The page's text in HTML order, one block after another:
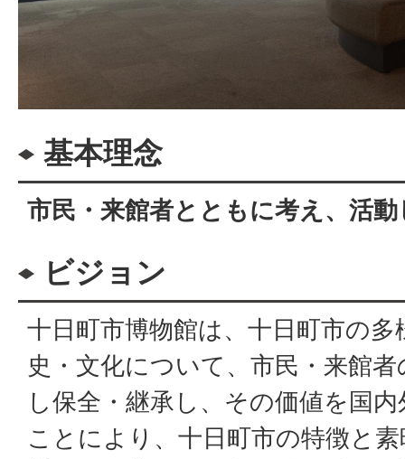
基本理念
市民・来館者とともに考え、活
ビジョン
十日町市博物館は、十日町市の
史・文化について、市民・来館
し保全・継承し、その価値を国
ことにより、十日町市の特徴と